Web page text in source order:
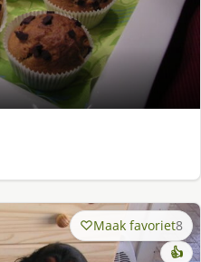
Maak favoriet8
👍